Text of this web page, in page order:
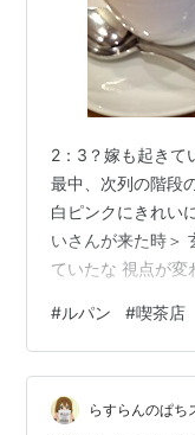
2：3？嫁も起きて
最中、次列の階段
白ピンクにきれい
いさんが来た時＞
ていたな 視点が変
に 嫁は早めに出勤
フルかコロナか Ｅ
イラン戦争 帰宅時
る 嫁と資源看板と
#ルパン #喫茶店
らすらんのぱち